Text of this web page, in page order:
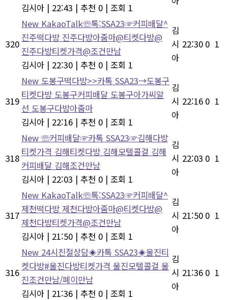
김시아 | 22:43 | 추천 0 | 조회 1
320
New KakaoTalk☏톡:SSA23☞커피배달^
진주떡다방 진주다방아줌마@티켓다방@
진주다방티켓가격@조건만남
김시아 | 22:30 | 추천 0 | 조회 1
김
시
아
22:30 0 1
319
New 도봉구떡다방>>카톡 SSA23→도봉구
티켓다방 도봉구커피배달 도봉구아가씨알
선 도봉구다방아줌마
김시아 | 22:16 | 추천 0 | 조회 1
김
시
아
22:16 0 1
318
New ☏커피배달☞카톡 SSA23☞김해다방
티켓가격 김해티켓다방 김해모텔콜걸 김해
커피배달 김해조건만남
김시아 | 22:03 | 추천 0 | 조회 1
김
시
아
22:03 0 1
317
New KakaoTalk☏톡:SSA23☞커피배달^
제천떡다방 제천다방아줌마@티켓다방@
제천다방티켓가격@조건만남
김시아 | 21:50 | 추천 0 | 조회 1
김
시
아
21:50 0 1
316
New 24시친절상담◈카톡 SSA23◈울진티
켓다방#울진다방티켓가격 울진모텔콜걸 울
진조건만남/폐이만남
김시아 | 21:36 | 추천 0 | 조회 1
김
시
아
21:36 0 1